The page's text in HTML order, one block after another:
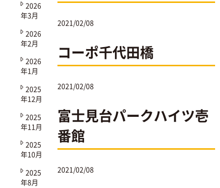
2021/02/08
コーポ千代田橋
2021/02/08
富士見台パークハイツ壱
番館
2021/02/08
2026
年3月
2026
年2月
2026
年1月
2025
年12月
2025
年11月
2025
年10月
2025
年8月